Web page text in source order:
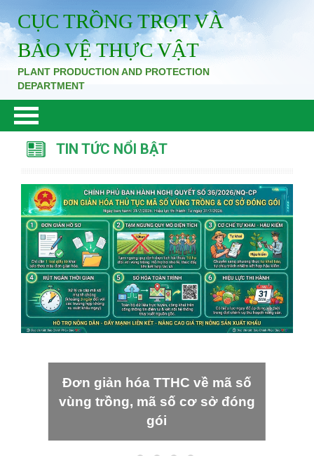
CỤC TRỒNG TRỌT VÀ
BẢO VỆ THỰC VẬT
PLANT PRODUCTION AND PROTECTION
DEPARTMENT
TIN TỨC NỔI BẬT
Đơn giản hóa TTHC về mã số
vùng trồng, mã số cơ sở đóng
gói